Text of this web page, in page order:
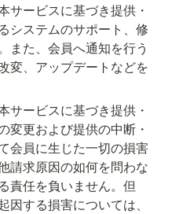
サービスに基づき提供・
システムのサポート、修
また、会員へ通知を行う
変、アップデートなどを
サービスに基づき提供・
変更および提供の中断・
会員に生じた一切の損害
請求原因の如何を問わな
責任を負いません。但
因する損害については、